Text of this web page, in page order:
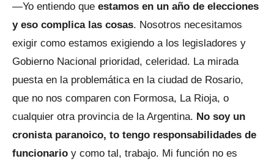
—Yo entiendo que estamos en un año de elecciones
y eso complica las cosas. Nosotros necesitamos
exigir como estamos exigiendo a los legisladores y
Gobierno Nacional prioridad, celeridad. La mirada
puesta en la problemática en la ciudad de Rosario,
que no nos comparen con Formosa, La Rioja, o
cualquier otra provincia de la Argentina. No soy un
cronista paranoico, to tengo responsabilidades de
funcionario y como tal, trabajo. Mi función no es